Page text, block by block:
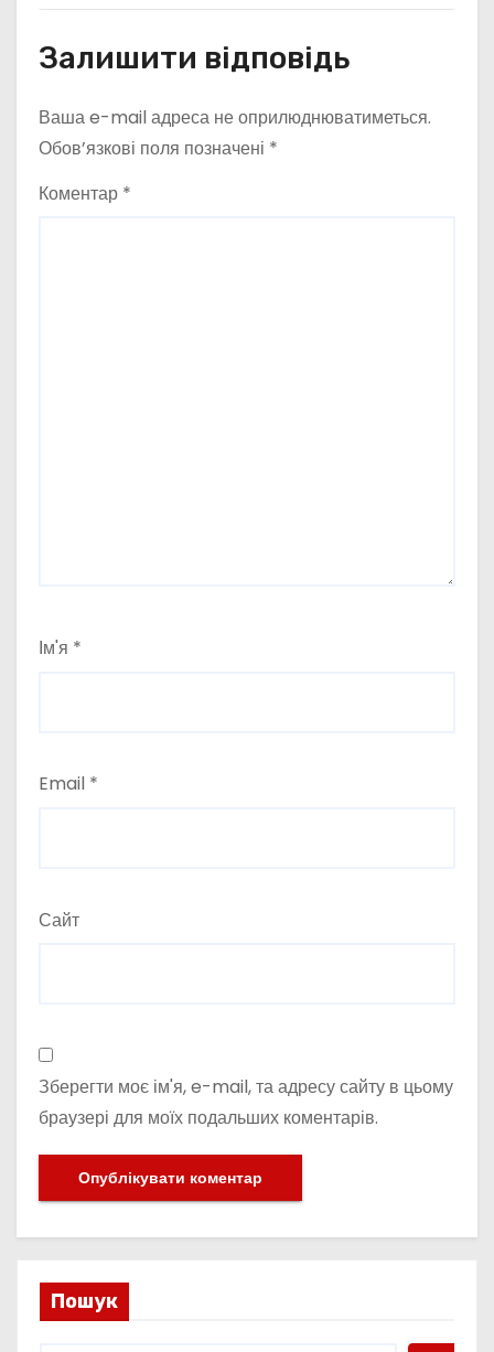
Залишити відповідь
Ваша e-mail адреса не оприлюднюватиметься.
Обов’язкові поля позначені *
Коментар *
Ім'я *
Email *
Сайт
Зберегти моє ім'я, e-mail, та адресу сайту в цьому
браузері для моїх подальших коментарів.
Пошук